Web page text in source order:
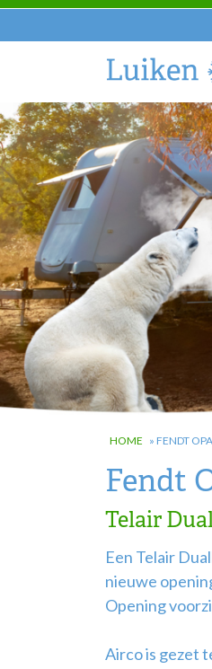
HOME » FENDT
Fendt
Telair
Een Telair
nieuwe
Opening
Airco is gezet